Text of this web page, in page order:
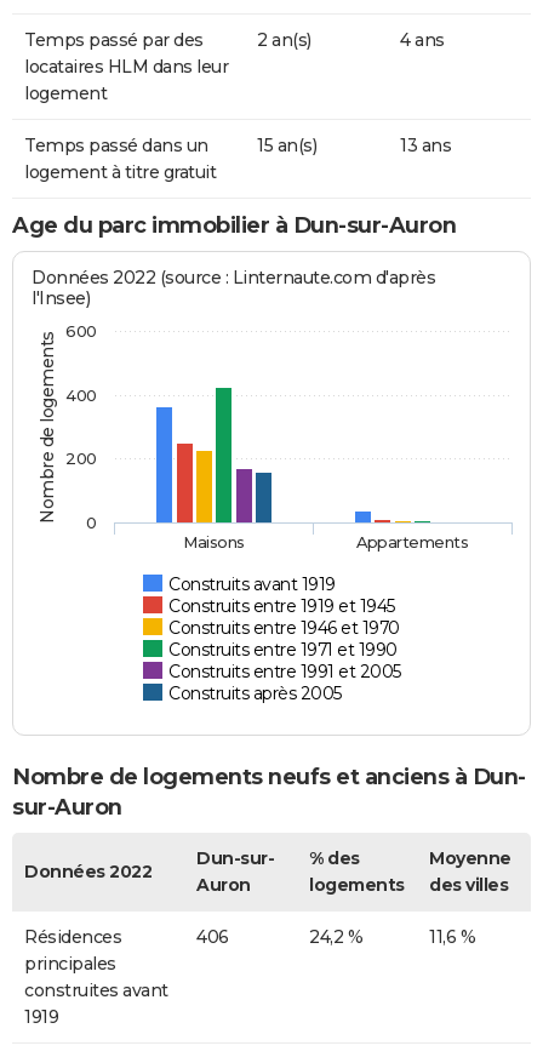
Temps passé par des
locataires HLM dans leur
logement
2 an(s) 4 ans
Temps passé dans un
logement à titre gratuit
15 an(s) 13 ans
Age du parc immobilier à Dun-sur-Auron
Nombre de logements
Données 2022 (source : Linternaute.com d'après
l'Insee)
Construits avant 1919
Construits entre 1919 et 1945
Construits entre 1946 et 1970
Construits entre 1971 et 1990
Construits entre 1991 et 2005
Construits après 2005
Maisons Appartements
0
200
400
600
Nombre de logements neufs et anciens à Dun-
sur-Auron
Données 2022
Dun-sur-
Auron
% des
logements
Moyenne
des villes
Résidences
principales
construites avant
1919
406 24,2 % 11,6 %